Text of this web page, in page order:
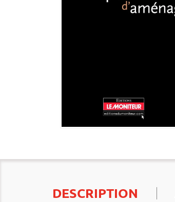
DESCRIPTION